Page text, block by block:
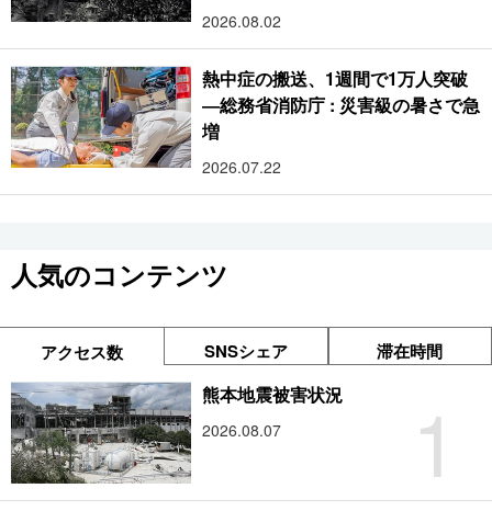
2026.08.02
熱中症の搬送、1週間で1万人突破
―総務省消防庁 : 災害級の暑さで急
増
2026.07.22
人気のコンテンツ
アクセス数 SNSシェア 滞在時間
1
熊本地震被害状況
2026.08.07